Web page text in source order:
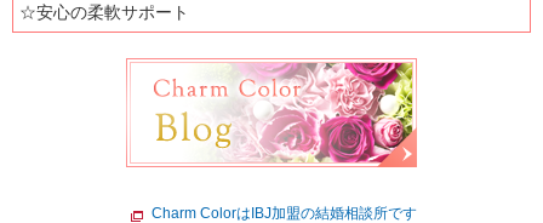
☆安心の柔軟サポート
Charm ColorはIBJ加盟の結婚相談所です